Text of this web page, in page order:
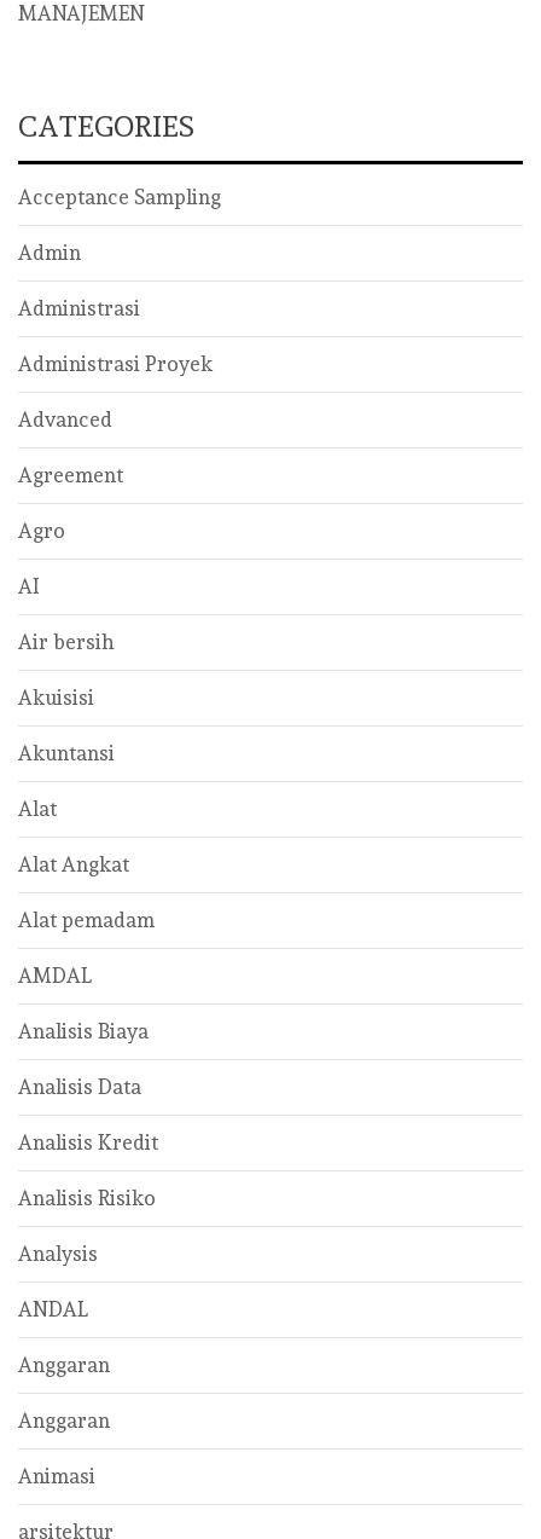
MANAJEMEN
CATEGORIES
Acceptance Sampling
Admin
Administrasi
Administrasi Proyek
Advanced
Agreement
Agro
AI
Air bersih
Akuisisi
Akuntansi
Alat
Alat Angkat
Alat pemadam
AMDAL
Analisis Biaya
Analisis Data
Analisis Kredit
Analisis Risiko
Analysis
ANDAL
Anggaran
Anggaran
Animasi
arsitektur